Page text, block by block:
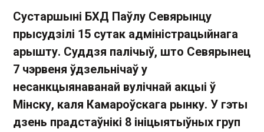
Сустаршыні БХД Паўлу Севярынцу
прысудзілі 15 сутак адміністрацыйнага
арышту. Суддзя палічыў, што Севярынец
7 чэрвеня ўдзельнічаў у
несанкцыянаванай вулічнай акцыі ў
Мінску, каля Камароўскага рынку. У гэты
дзень прадстаўнікі 8 ініцыятыўных груп